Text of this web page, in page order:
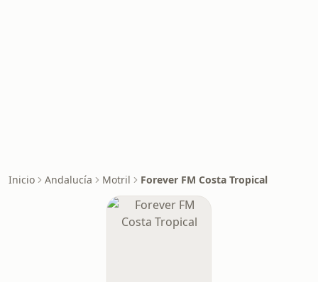
Inicio Andalucía Motril Forever FM Costa Tropical